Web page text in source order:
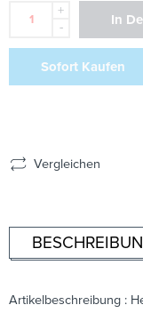
+
-
In
Sofort Kaufen
Vergleichen
Artikelbeschreibung :